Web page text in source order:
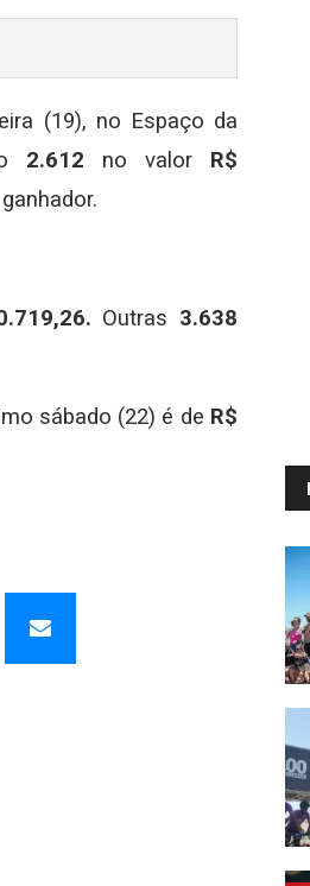
(19), no Espaço da
2.612 no valor R$
Outras 3.638
sábado (22) é de R$